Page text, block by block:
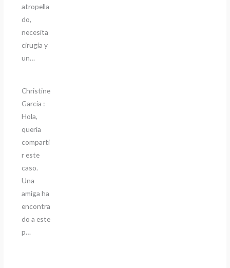
atropella
do,
necesita
cirugía y
un…
Christine
Garcia :
Hola,
quería
comparti
r este
caso.
Una
amiga ha
encontra
do a este
p…